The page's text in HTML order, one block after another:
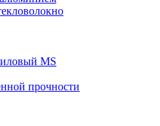
MS
прочности